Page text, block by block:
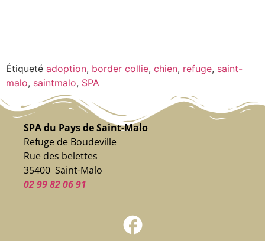
Étiqueté adoption, border collie, chien, refuge, saint-
malo, saintmalo, SPA
SPA du Pays de Saint-Malo
Refuge de Boudeville
Rue des belettes
35400 Saint-Malo
02 99 82 06 91